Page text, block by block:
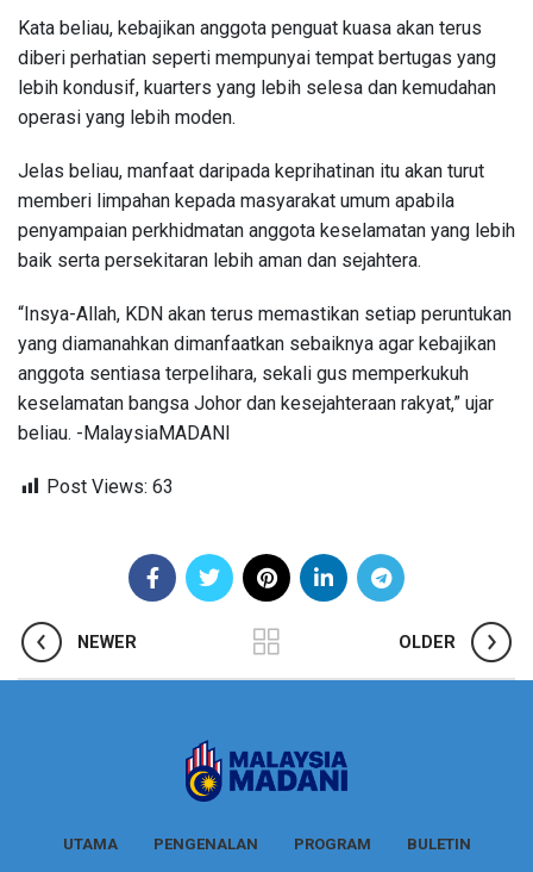
Kata beliau, kebajikan anggota penguat kuasa akan terus
diberi perhatian seperti mempunyai tempat bertugas yang
lebih kondusif, kuarters yang lebih selesa dan kemudahan
operasi yang lebih moden.
Jelas beliau, manfaat daripada keprihatinan itu akan turut
memberi limpahan kepada masyarakat umum apabila
penyampaian perkhidmatan anggota keselamatan yang lebih
baik serta persekitaran lebih aman dan sejahtera.
“Insya-Allah, KDN akan terus memastikan setiap peruntukan
yang diamanahkan dimanfaatkan sebaiknya agar kebajikan
anggota sentiasa terpelihara, sekali gus memperkukuh
keselamatan bangsa Johor dan kesejahteraan rakyat,” ujar
beliau. -MalaysiaMADANI
Post Views: 63
NEWER OLDER
UTAMA PENGENALAN PROGRAM BULETIN